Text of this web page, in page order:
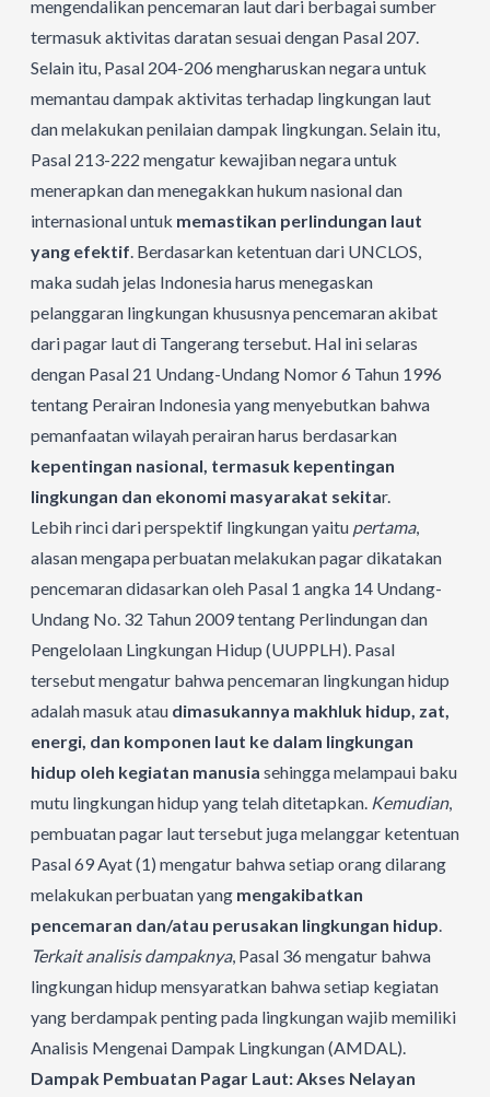
mengendalikan pencemaran laut dari berbagai sumber
termasuk aktivitas daratan sesuai dengan Pasal 207.
Selain itu, Pasal 204-206 mengharuskan negara untuk
memantau dampak aktivitas terhadap lingkungan laut
dan melakukan penilaian dampak lingkungan. Selain itu,
Pasal 213-222 mengatur kewajiban negara untuk
menerapkan dan menegakkan hukum nasional dan
internasional untuk memastikan perlindungan laut
yang efektif. Berdasarkan ketentuan dari UNCLOS,
maka sudah jelas Indonesia harus menegaskan
pelanggaran lingkungan khususnya pencemaran akibat
dari pagar laut di Tangerang tersebut. Hal ini selaras
dengan Pasal 21 Undang-Undang Nomor 6 Tahun 1996
tentang Perairan Indonesia yang menyebutkan bahwa
pemanfaatan wilayah perairan harus berdasarkan
kepentingan nasional, termasuk kepentingan
lingkungan dan ekonomi masyarakat sekitar.
Lebih rinci dari perspektif lingkungan yaitu pertama,
alasan mengapa perbuatan melakukan pagar dikatakan
pencemaran didasarkan oleh Pasal 1 angka 14 Undang-
Undang No. 32 Tahun 2009 tentang Perlindungan dan
Pengelolaan Lingkungan Hidup (UUPPLH). Pasal
tersebut mengatur bahwa pencemaran lingkungan hidup
adalah masuk atau dimasukannya makhluk hidup, zat,
energi, dan komponen laut ke dalam lingkungan
hidup oleh kegiatan manusia sehingga melampaui baku
mutu lingkungan hidup yang telah ditetapkan. Kemudian,
pembuatan pagar laut tersebut juga melanggar ketentuan
Pasal 69 Ayat (1) mengatur bahwa setiap orang dilarang
melakukan perbuatan yang mengakibatkan
pencemaran dan/atau perusakan lingkungan hidup.
Terkait analisis dampaknya, Pasal 36 mengatur bahwa
lingkungan hidup mensyaratkan bahwa setiap kegiatan
yang berdampak penting pada lingkungan wajib memiliki
Analisis Mengenai Dampak Lingkungan (AMDAL).
Dampak Pembuatan Pagar Laut: Akses Nelayan